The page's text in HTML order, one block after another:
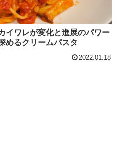
イワレが変化と進展のパワー
めるクリームパスタ
2022.01.18